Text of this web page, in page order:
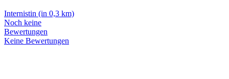
Internistin (in 0,3 km)
Noch keine
Bewertungen
Keine Bewertungen